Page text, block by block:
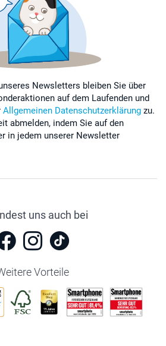
Newsletters bleiben Sie über
auf dem Laufenden und
Allgemeinen Datenschutzerklärung zu.
abmelden, indem Sie auf den
in jedem unserer Newsletter
uns auch bei
Vorteile